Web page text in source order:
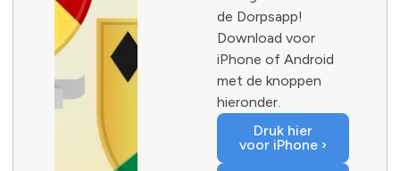
de Dorpsapp!
Download voor
iPhone of Android
met de knoppen
hieronder.
Druk hier
voor iPhone ›